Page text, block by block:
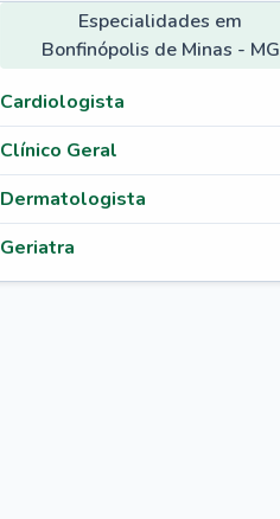
Especialidades em
Bonfinópolis de Minas - MG
Cardiologista
Clínico Geral
Dermatologista
Geriatra